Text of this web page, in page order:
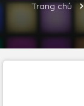
Trang chủ